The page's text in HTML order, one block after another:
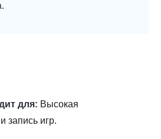
для: Высокая
запись игр.